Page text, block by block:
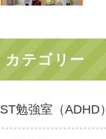
カテゴリー
ST勉強室（ADHD）